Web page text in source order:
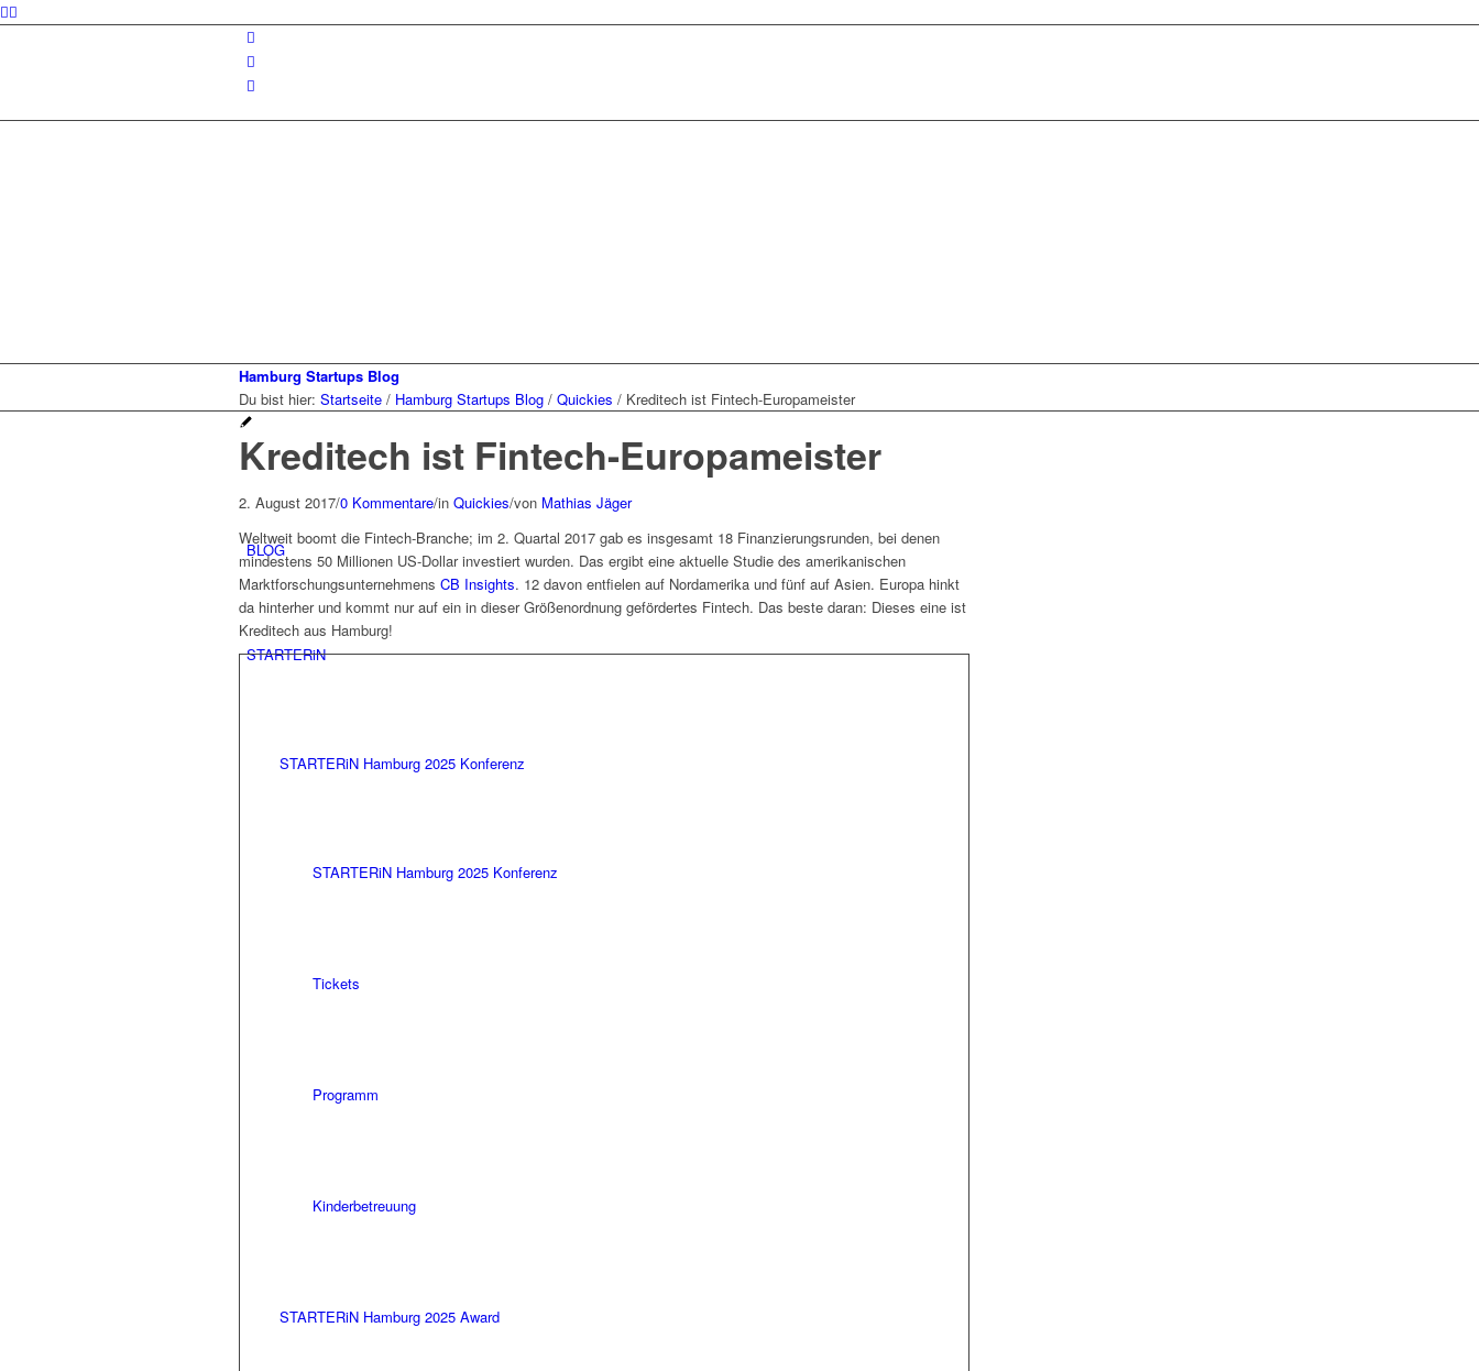
BLOG
STARTERiN
STARTERiN Hamburg 2025 Konferenz
STARTERiN Hamburg 2025 Konferenz
Tickets
Programm
Kinderbetreuung
STARTERiN Hamburg 2025 Award
Hamburg Startups Blog
Du bist hier: Startseite / Hamburg Startups Blog / Quickies / Kreditech ist Fintech-Europameister
Kreditech ist Fintech-Europameister
2. August 2017/0 Kommentare/in Quickies/von Mathias Jäger
Weltweit boomt die Fintech-Branche; im 2. Quartal 2017 gab es insgesamt 18 Finanzierungsrunden, bei denen
mindestens 50 Millionen US-Dollar investiert wurden. Das ergibt eine aktuelle Studie des amerikanischen
Marktforschungsunternehmens CB Insights. 12 davon entfielen auf Nordamerika und fünf auf Asien. Europa hinkt
da hinterher und kommt nur auf ein in dieser Größenordnung gefördertes Fintech. Das beste daran: Dieses eine ist
Kreditech aus Hamburg!